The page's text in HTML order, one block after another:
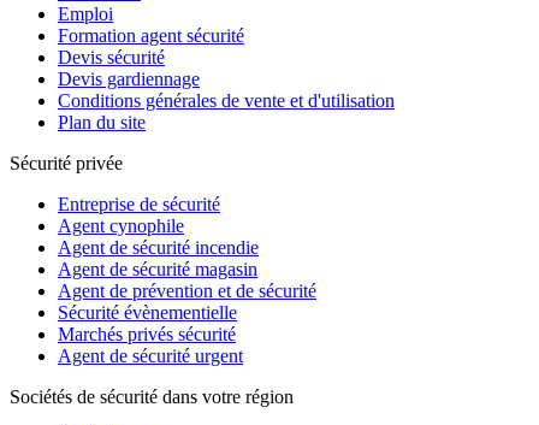
Emploi
Formation agent sécurité
Devis sécurité
Devis gardiennage
Conditions générales de vente et d'utilisation
Plan du site
Sécurité privée
Entreprise de sécurité
Agent cynophile
Agent de sécurité incendie
Agent de sécurité magasin
Agent de prévention et de sécurité
Sécurité évènementielle
Marchés privés sécurité
Agent de sécurité urgent
Sociétés de sécurité dans votre région